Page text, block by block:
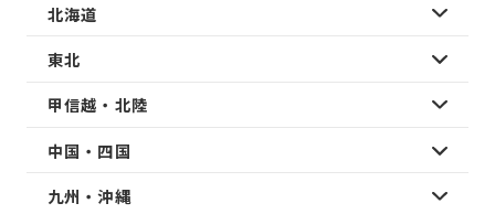
北海道
東北
甲信越・北陸
中国・四国
九州・沖縄